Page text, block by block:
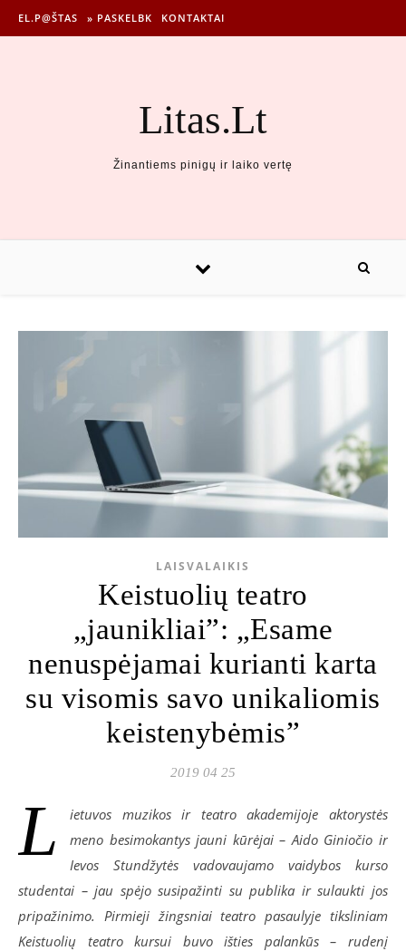
EL.P@ŠTAS » PASKELBK KONTAKTAI
Litas.Lt
Žinantiems pinigų ir laiko vertę
LAISVALAIKIS
Keistuolių teatro
„jaunikliai”: „Esame
nenuspėjamai kurianti karta
su visomis savo unikaliomis
keistenybėmis”
2019 04 25
L
ietuvos muzikos ir teatro akademijoje aktorystės
meno besimokantys jauni kūrėjai – Aido Giniočio ir
Ievos Stundžytės vadovaujamo vaidybos kurso
studentai – jau spėjo susipažinti su publika ir sulaukti jos
pripažinimo. Pirmieji žingsniai teatro pasaulyje tiksliniam
Keistuolių teatro kursui buvo išties palankūs – rudenį